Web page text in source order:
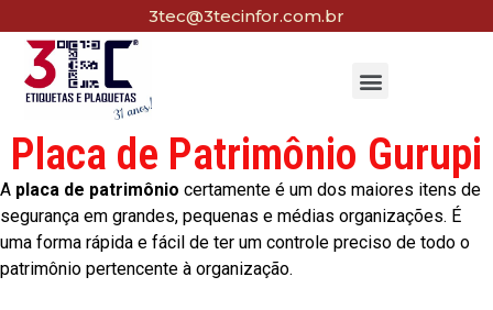
3tec@3tecinfor.com.br
Placa de Patrimônio Gurupi
A placa de patrimônio certamente é um dos maiores itens de
segurança em grandes, pequenas e médias organizações. É
uma forma rápida e fácil de ter um controle preciso de todo o
patrimônio pertencente à organização.